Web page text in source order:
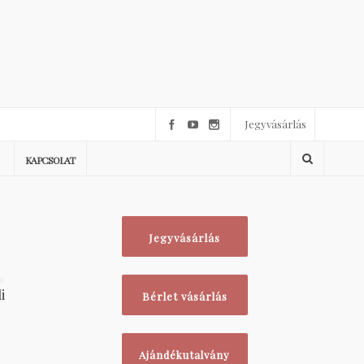
Jegyvásárlás
KAPCSOLAT
Jegyvásárlás
Bérlet vásárlás
Ajándékutalvány